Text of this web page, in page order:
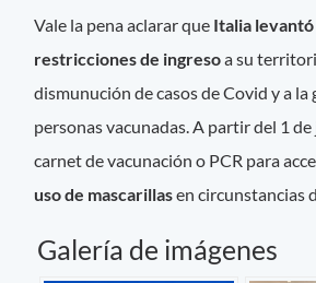
Vale la pena aclarar que Italia levantó
restricciones de ingresoa su
dismunución de casos de Covid y a la
personas vacunadas. A partir del 1
carnet de vacunación o PCR para
uso de mascarillasen circunstancias
Galería de imágenes